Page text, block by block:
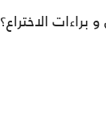
الاختراع؟